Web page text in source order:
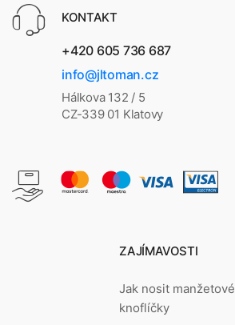
KONTAKT
+420 605 736 687
info@jltoman.cz
Hálkova 132 / 5
CZ-339 01 Klatovy
ZAJÍMAVOSTI
Jak nosit manžetové
knoflíčky